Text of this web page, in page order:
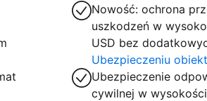
Nowość: ochrona
uszkodzeń w
USD bez
Ubezpieczeniu
Ubezpieczenie
cywilnej w